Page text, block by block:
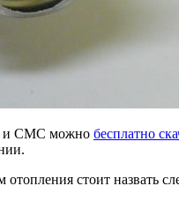
и СМС можно бесплатно
стоит назвать